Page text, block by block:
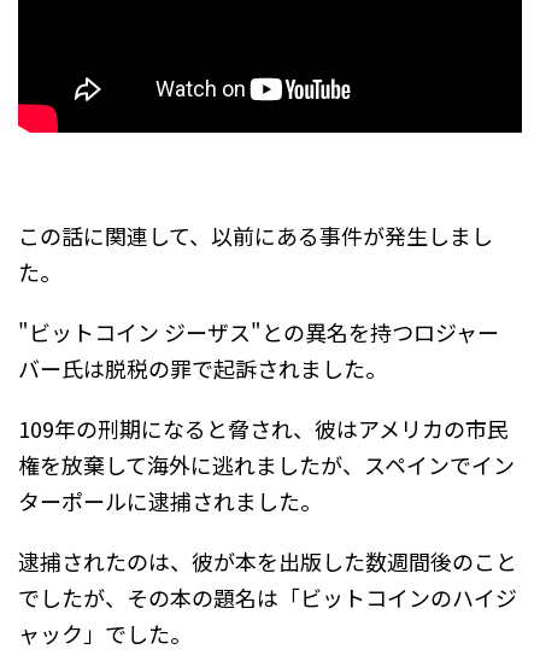
この話に関連して、以前にある事件が発生しまし
た。
"ビットコイン ジーザス"との異名を持つロジャー
バー氏は脱税の罪で起訴されました。
109年の刑期になると脅され、彼はアメリカの市民
権を放棄して海外に逃れましたが、スペインでイン
ターポールに逮捕されました。
逮捕されたのは、彼が本を出版した数週間後のこと
でしたが、その本の題名は「ビットコインのハイジ
ャック」でした。